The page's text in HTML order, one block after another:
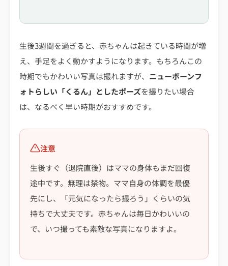
生後3週間を過ぎると、赤ちゃんは起きている時間が増
え、手足をよく動かすようになります。もちろんこの
時期でもかわいい写真は撮れますが、 ニューボーンフ
ォトらしい「くるん」としたポーズを撮りたい場合
は、なるべく早い時期がおすすめです。
注意
生後すぐ（退院直後）はママの身体もまだ回復
途中です。無理は禁物。ママ自身の体調を最優
先にし、「元気になったら撮ろう」くらいの気
持ちで大丈夫です。赤ちゃんは毎日かわいいの
で、いつ撮っても素敵な写真になりますよ。